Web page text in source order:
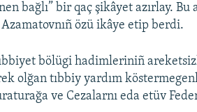
bağlı” bir qaç şikâyet azırlay.
Azamatovnıñ özü ikâye etip berdi.
bölügi hadimleriniñ
olğan tıbbiy yardım
ve Cezalarnı eda etüv